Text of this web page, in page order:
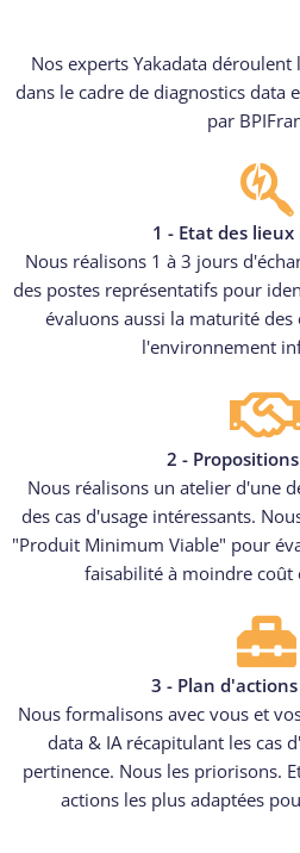
Nos experts Yakadata
dans le cadre de diagnostics data
par
1 - Etat des
Nous réalisons 1 à 3 jours
des postes représentatifs pour
évaluons aussi la maturité des
l'environnement
2 -
Nous réalisons un atelier d'une
des cas d'usage intéressants.
"Produit Minimum Viable" pour
faisabilité à moindre coût
3 - Plan
Nous formalisons avec vous et
data & IA récapitulant les cas
pertinence. Nous les priorisons.
actions les plus adaptées